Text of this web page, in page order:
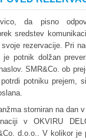
da pisno
sredstev
rezervacije. Pri
je potnik dolžan
SMR&Co. ob
potniku prejem,
storniran na dan
v OKVIRU
d.o.o.. V kolikor je